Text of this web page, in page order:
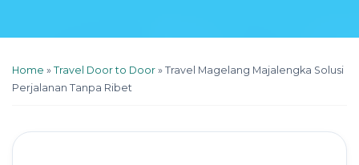
Home » Travel Door to Door » Travel Magelang Majalengka Solusi
Perjalanan Tanpa Ribet